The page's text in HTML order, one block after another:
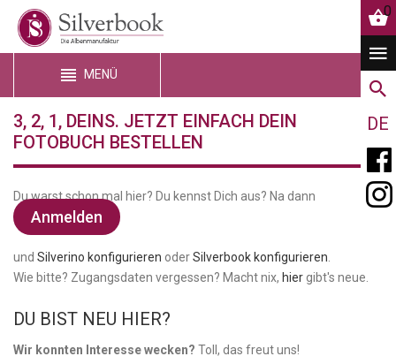
0
DE
MENÜ
3, 2, 1, DEINS. JETZT EINFACH DEIN
FOTOBUCH BESTELLEN
Du warst schon mal hier? Du kennst Dich aus? Na dann
Anmelden
und Silverino konfigurieren oderSilverbook konfigurieren
Wie bitte? Zugangsdaten vergessen? Macht nix, hier gibt's neue.
DU BIST NEU HIER?
Wir konnten Interesse wecken? Toll, das freut uns!